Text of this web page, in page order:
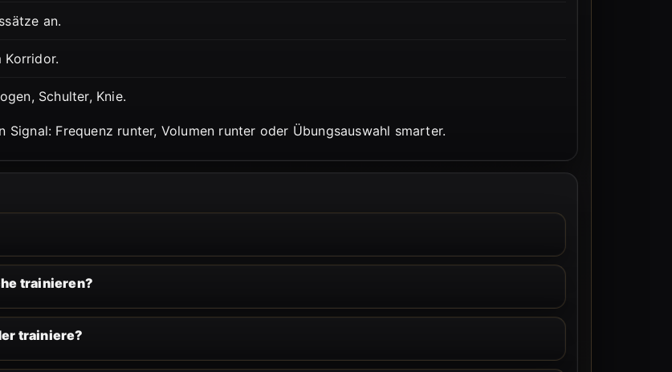
an.
Korridor.
Schulter, Knie.
Frequenz runter, Volumen runter oder Übungsauswahl smarter.
trainieren?
trainiere?